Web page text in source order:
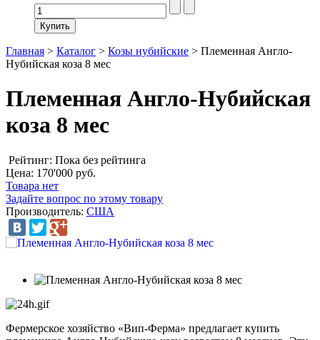
Главная > Каталог > Козы нубийские > Племенная Англо-
Нубийская коза 8 мес
Племенная Англо-Нубийская
коза 8 мес
Рейтинг: Пока без рейтинга
Цена: 170'000 руб.
Товара нет
Задайте вопрос по этому товару
Производитель: США
Фермерское хозяйство «Вип-Ферма» предлагает купить